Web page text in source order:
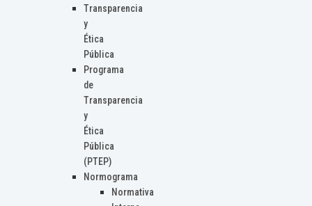
Transparencia
y
Ética
Pública
Programa
de
Transparencia
y
Ética
Pública
(PTEP)
Normograma
Normativa